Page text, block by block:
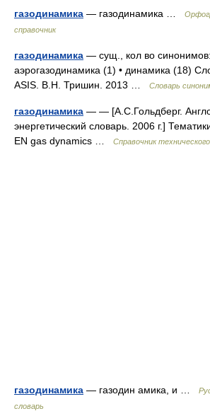
газодинамика — газодинамика …
справочник
газодинамика — сущ., кол во
аэрогазодинамика (1) • динамика (18)
ASIS. В.Н. Тришин. 2013 …
Словарь
газодинамика — — [А.С.Гольдберг.
энергетический словарь. 2006 г.]
EN gas dynamics …
Справочник
газодинамика — газодин амика, и …
словарь